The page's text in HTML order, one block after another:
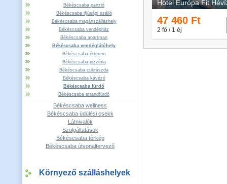
Békéscsaba panzió
Békéscsaba ifjúsági szálló
Békéscsaba magánszálláshely
Békéscsaba vendégház
Békéscsaba apartman
Békéscsaba vendéglátóhely
Békéscsaba étterem
Békéscsaba pizzéria
Békéscsaba cukrászda
Békéscsaba kávézó
Békéscsaba fürdő
Békéscsaba strandfürdő
Békéscsaba wellness
Békéscsaba üdülési csekk
Látnivalók
Szolgáltatások
Békéscsaba térkép
Békéscsaba útvonaltervező
Környező szálláshelyek